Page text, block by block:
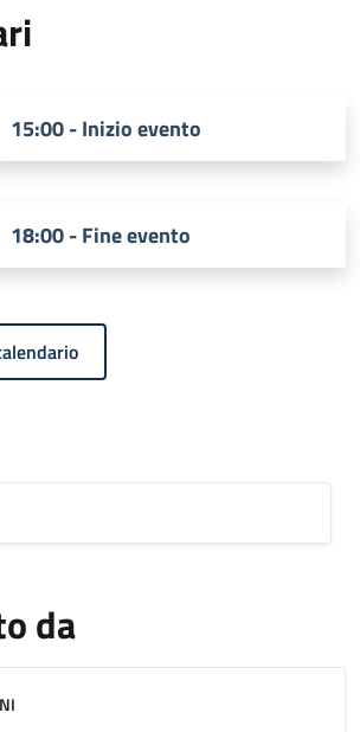
15:00 - Inizio evento
18:00 - Fine evento
da